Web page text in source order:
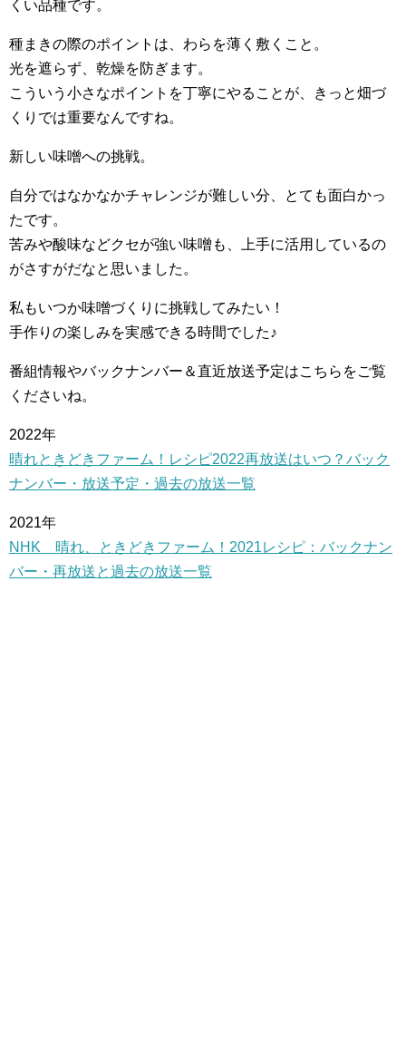
くい品種です。
種まきの際のポイントは、わらを薄く敷くこと。
光を遮らず、乾燥を防ぎます。
こういう小さなポイントを丁寧にやることが、きっと畑づ
くりでは重要なんですね。
新しい味噌への挑戦。
自分ではなかなかチャレンジが難しい分、とても面白かっ
たです。
苦みや酸味などクセが強い味噌も、上手に活用しているの
がさすがだなと思いました。
私もいつか味噌づくりに挑戦してみたい！
手作りの楽しみを実感できる時間でした♪
番組情報やバックナンバー＆直近放送予定はこちらをご覧
くださいね。
2022年
晴れときどきファーム！レシピ2022再放送はいつ？バック
ナンバー・放送予定・過去の放送一覧
2021年
NHK 晴れ、ときどきファーム！2021レシピ：バックナン
バー・再放送と過去の放送一覧